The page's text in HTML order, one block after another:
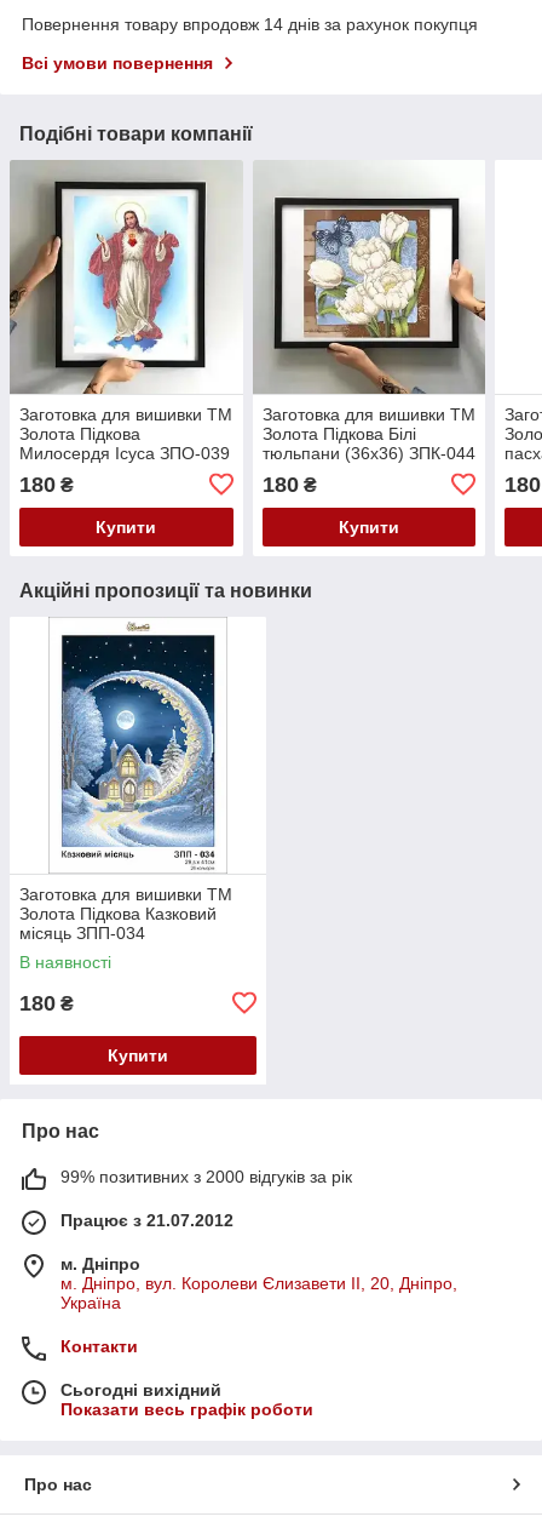
Повернення товару впродовж 14 днів за рахунок покупця
Всі умови повернення
Подібні товари компанії
Заготовка для вишивки ТМ
Золота Підкова
Милосердя Ісуса ЗПО-039
180 ₴
Купити
Заготовка для вишивки ТМ
Золота Підкова Білі
тюльпани (36х36) ЗПК-044
180₴
Купити
180
Акційні пропозиції та новинки
Заготовка для вишивки ТМ
Золота Підкова Казковий
місяць ЗПП-034
В наявності
180 ₴
Купити
Про нас
99% позитивних з 2000 відгуків за рік
Працює з 21.07.2012
м. Дніпро
м. Дніпро, вул. Королеви Єлизавети ІІ, 20, Дніпро,
Україна
Контакти
Сьогодні вихідний
Показати весь графік роботи
Про нас